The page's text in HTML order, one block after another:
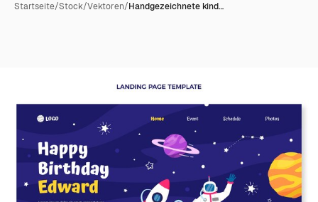
Startseite/Stock/Vektoren/Handgezeichnete kind…